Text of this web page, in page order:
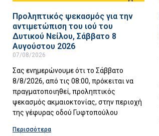
Προληπτικός ψεκασμός για την
αντιμετώπιση του ιού του
Δυτικού Νείλου, Σάββατο 8
Αυγούστου 2026
07/08/2026
Σας ενημερώνουμε ότι το Σάββατο
8/8/2026, από τις 08:00, πρόκειται να
πραγματοποιηθεί, προληπτικός
ψεκασμός ακμαιοκτονίας, στην περιοχή
της γέφυρας οδού Γυφτοπούλου
Περισσότερα